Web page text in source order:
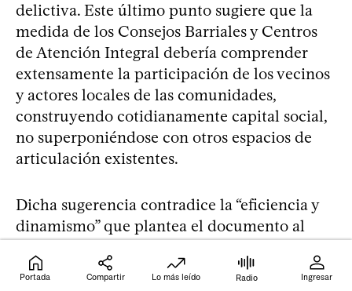
delictiva. Este último punto sugiere que la
medida de los Consejos Barriales y Centros
de Atención Integral debería comprender
extensamente la participación de los vecinos
y actores locales de las comunidades,
construyendo cotidianamente capital social,
no superponiéndose con otros espacios de
articulación existentes.
Dicha sugerencia contradice la “eficiencia y
dinamismo” que plantea el documento al
De la cooperación, cohesión, respeto –
Portada Compartir Lo más leído Radio Ingresar